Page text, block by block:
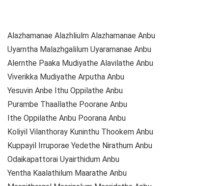
Alazhamanae Alazhliulm Alazhamanae Anbu
Uyarntha Malazhgalilum Uyaramanae Anbu
Alernthe Paaka Mudiyathe Alavilathe Anbu
Viverikka Mudiyathe Arputha Anbu
Yesuvin Anbe Ithu Oppilathe Anbu
Purambe Thaallathe Poorane Anbu
Ithe Oppilathe Anbu Poorana Anbu
Koliyil Vilanthoray Kuninthu Thookem Anbu
Kuppayil Irruporae Yedethe Nirathum Anbu
Odaikapattorai Uyairthidum Anbu
Yentha Kaalathilum Maarathe Anbu